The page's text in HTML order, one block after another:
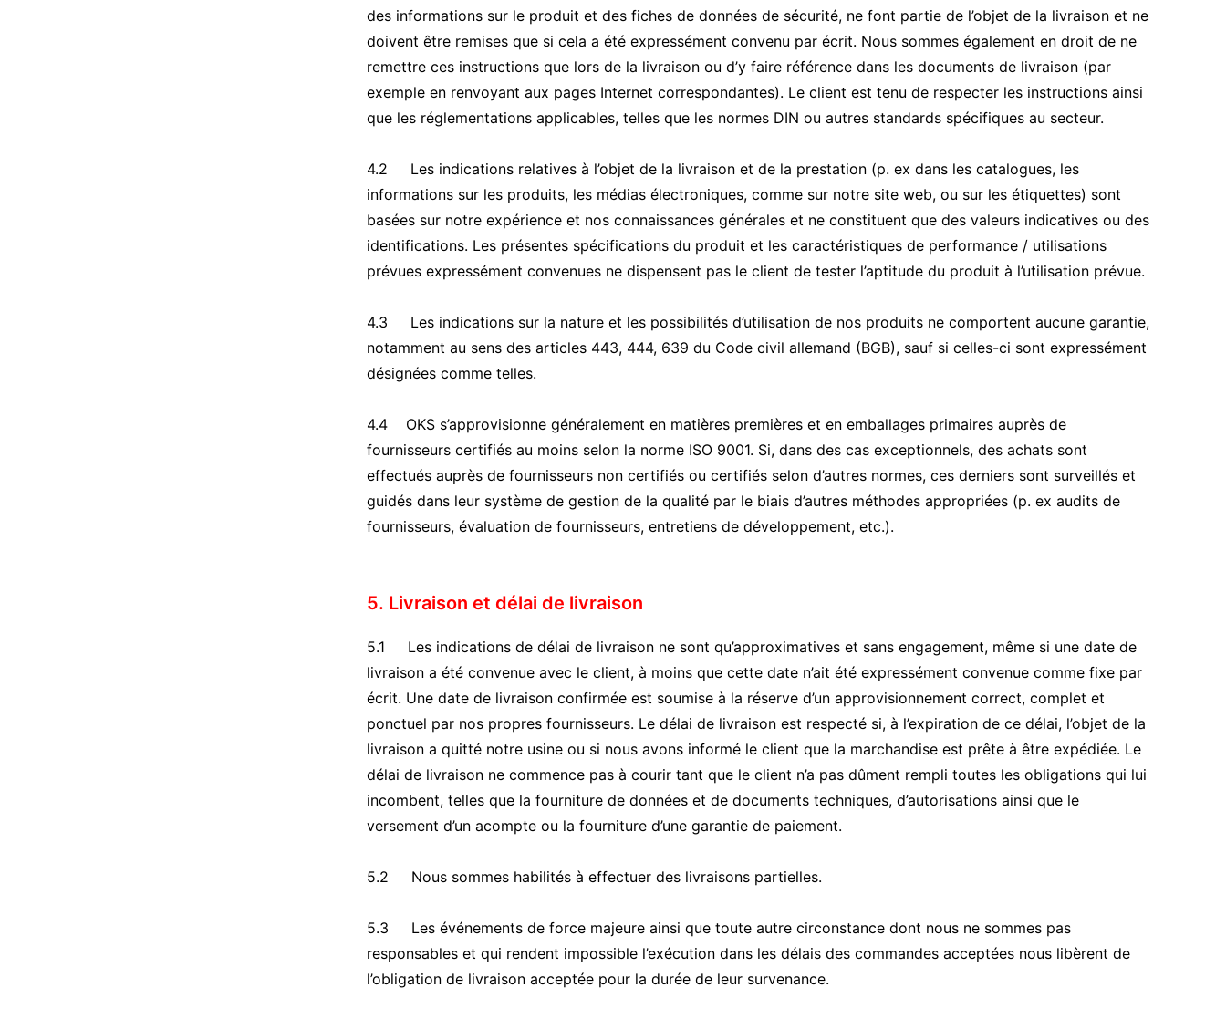
des informations sur le produit et des fiches de données de sécurité, ne font partie de l’objet de la livraison et ne
doivent être remises que si cela a été expressément convenu par écrit. Nous sommes également en droit de ne
remettre ces instructions que lors de la livraison ou d’y faire référence dans les documents de livraison (par
exemple en renvoyant aux pages Internet correspondantes). Le client est tenu de respecter les instructions ainsi
que les réglementations applicables, telles que les normes DIN ou autres standards spécifiques au secteur.
4.2 Les indications relatives à l’objet de la livraison et de la prestation (p. ex dans les catalogues, les
informations sur les produits, les médias électroniques, comme sur notre site web, ou sur les étiquettes) sont
basées sur notre expérience et nos connaissances générales et ne constituent que des valeurs indicatives ou des
identifications. Les présentes spécifications du produit et les caractéristiques de performance / utilisations
prévues expressément convenues ne dispensent pas le client de tester l’aptitude du produit à l’utilisation prévue.
4.3 Les indications sur la nature et les possibilités d’utilisation de nos produits ne comportent aucune garantie,
notamment au sens des articles 443, 444, 639 du Code civil allemand (BGB), sauf si celles-ci sont expressément
désignées comme telles.
4.4 OKS s’approvisionne généralement en matières premières et en emballages primaires auprès de
fournisseurs certifiés au moins selon la norme ISO 9001. Si, dans des cas exceptionnels, des achats sont
effectués auprès de fournisseurs non certifiés ou certifiés selon d’autres normes, ces derniers sont surveillés et
guidés dans leur système de gestion de la qualité par le biais d’autres méthodes appropriées (p. ex audits de
fournisseurs, évaluation de fournisseurs, entretiens de développement, etc.).
5. Livraison et délai de livraison
5.1 Les indications de délai de livraison ne sont qu’approximatives et sans engagement, même si une date de
livraison a été convenue avec le client, à moins que cette date n’ait été expressément convenue comme fixe par
écrit. Une date de livraison confirmée est soumise à la réserve d’un approvisionnement correct, complet et
ponctuel par nos propres fournisseurs. Le délai de livraison est respecté si, à l’expiration de ce délai, l’objet de la
livraison a quitté notre usine ou si nous avons informé le client que la marchandise est prête à être expédiée. Le
délai de livraison ne commence pas à courir tant que le client n’a pas dûment rempli toutes les obligations qui lui
incombent, telles que la fourniture de données et de documents techniques, d’autorisations ainsi que le
versement d’un acompte ou la fourniture d’une garantie de paiement.
5.2 Nous sommes habilités à effectuer des livraisons partielles.
5.3 Les événements de force majeure ainsi que toute autre circonstance dont nous ne sommes pas
responsables et qui rendent impossible l’exécution dans les délais des commandes acceptées nous libèrent de
l’obligation de livraison acceptée pour la durée de leur survenance.